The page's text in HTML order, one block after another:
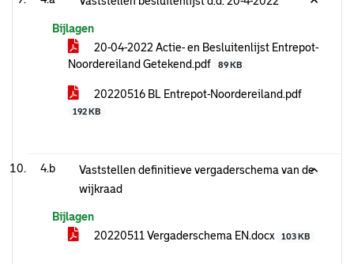
Bijlagen
20-04-2022 Actie- en Besluitenlijst Entrepot-
Noordereiland Getekend.pdf
89 KB
20220516 BL Entrepot-Noordereiland.pdf
192 KB
4.b
Vaststellen definitieve vergaderschema van de
wijkraad
Bijlagen
20220511 Vergaderschema EN.docx
103 KB